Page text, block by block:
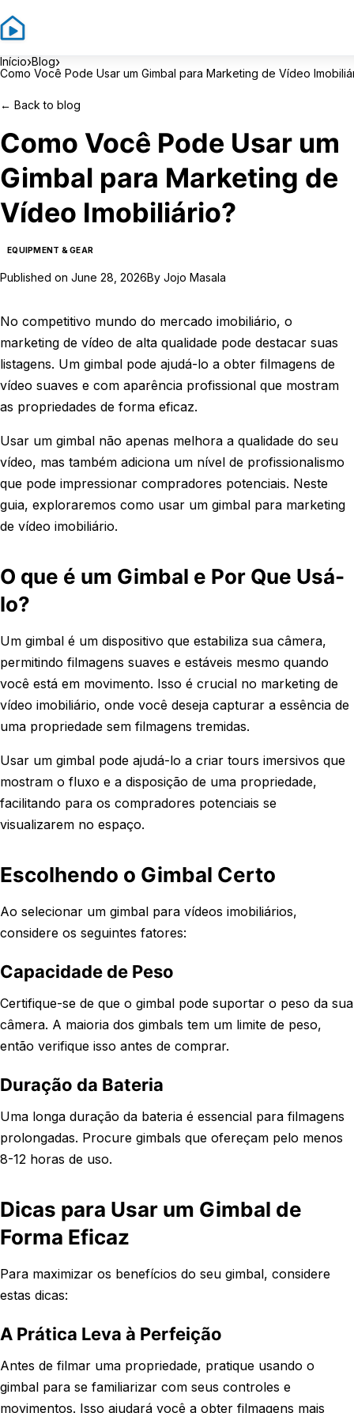
Início›Blog›
Como Você Pode Usar um Gimbal para Marketing de Vídeo
← Back to blog
Como Você Pode Usar um
Gimbal para Marketing de
Vídeo Imobiliário?
EQUIPMENT & GEAR
Published on June 28, 2026By Jojo Masala
No competitivo mundo do mercado imobiliário, o
marketing de vídeo de alta qualidade pode destacar suas
listagens. Um gimbal pode ajudá-lo a obter filmagens de
vídeo suaves e com aparência profissional que mostram
as propriedades de forma eficaz.
Usar um gimbal não apenas melhora a qualidade do seu
vídeo, mas também adiciona um nível de profissionalismo
que pode impressionar compradores potenciais. Neste
guia, exploraremos como usar um gimbal para marketing
de vídeo imobiliário.
O que é um Gimbal e Por Que Usá-
lo?
Um gimbal é um dispositivo que estabiliza sua câmera,
permitindo filmagens suaves e estáveis mesmo quando
você está em movimento. Isso é crucial no marketing de
vídeo imobiliário, onde você deseja capturar a essência de
uma propriedade sem filmagens tremidas.
Usar um gimbal pode ajudá-lo a criar tours imersivos que
mostram o fluxo e a disposição de uma propriedade,
facilitando para os compradores potenciais se
visualizarem no espaço.
Escolhendo o Gimbal Certo
Ao selecionar um gimbal para vídeos imobiliários,
considere os seguintes fatores:
Capacidade de Peso
Certifique-se de que o gimbal pode suportar o peso da sua
câmera. A maioria dos gimbals tem um limite de peso,
então verifique isso antes de comprar.
Duração da Bateria
Uma longa duração da bateria é essencial para filmagens
prolongadas. Procure gimbals que ofereçam pelo menos
8-12 horas de uso.
Dicas para Usar um Gimbal de
Forma Eficaz
Para maximizar os benefícios do seu gimbal, considere
estas dicas:
A Prática Leva à Perfeição
Antes de filmar uma propriedade, pratique usando o
gimbal para se familiarizar com seus controles e
movimentos. Isso ajudará você a obter filmagens mais